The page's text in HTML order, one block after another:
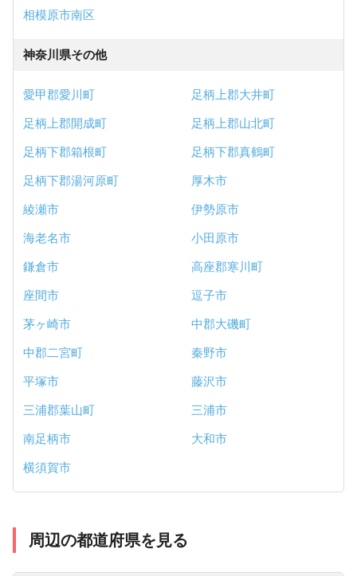
相模原市南区
神奈川県その他
愛甲郡愛川町
足柄上郡大井町
足柄上郡開成町
足柄上郡山北町
足柄下郡箱根町
足柄下郡真鶴町
足柄下郡湯河原町
厚木市
綾瀬市
伊勢原市
海老名市
小田原市
鎌倉市
高座郡寒川町
座間市
逗子市
茅ヶ崎市
中郡大磯町
中郡二宮町
秦野市
平塚市
藤沢市
三浦郡葉山町
三浦市
南足柄市
大和市
横須賀市
周辺の都道府県を見る